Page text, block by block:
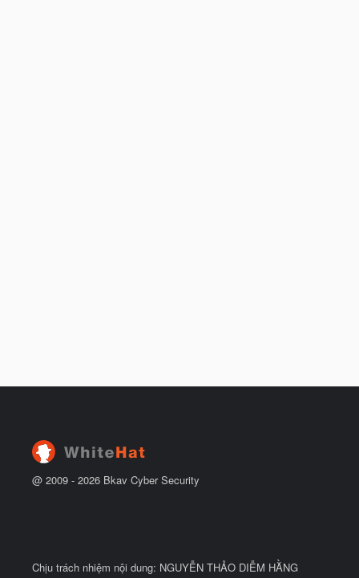
@ 2009 - 2026 Bkav Cyber Security
Chịu trách nhiệm nội dung: NGUYỄN THẢO DIỄM HẰNG